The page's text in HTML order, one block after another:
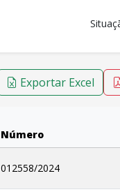
Exportar Excel
Número
012558/2024